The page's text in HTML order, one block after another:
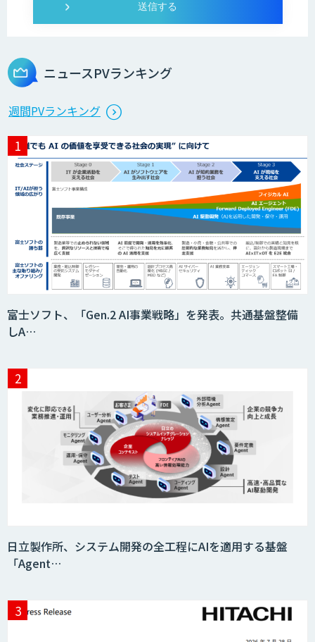
ニュースPVランキング
週間PVランキング
富士ソフト、「Gen.2 AI事業戦略」を発表。共通基盤整備
しA…
日立製作所、システム開発の全工程にAIを適用する基盤
「Agent…